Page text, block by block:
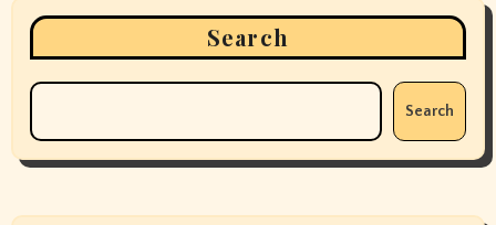
Search
Search